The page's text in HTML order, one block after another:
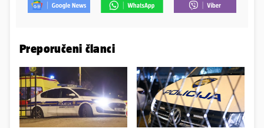
Preporučeni članci